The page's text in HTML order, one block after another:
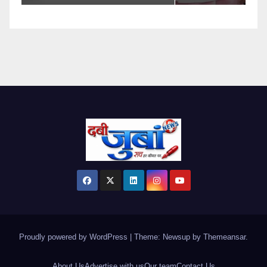
Proudly powered by WordPress Theme: Newsup by Themeansar.